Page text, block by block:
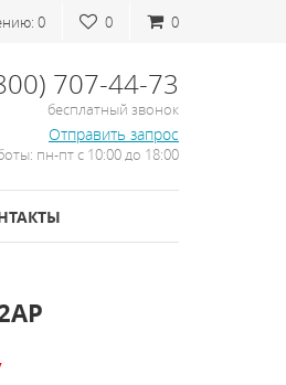
0
0
0
707-44-73
бесплатный звонок
Отправить запрос
пн-пт с 10:00 до 18:00